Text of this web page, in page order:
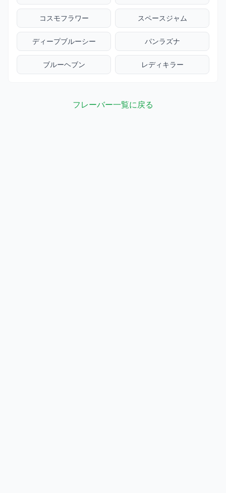
コスモフラワー スペースジャム
ディープブルーシー パンラズナ
ブルーヘブン レディキラー
フレーバー一覧に戻る